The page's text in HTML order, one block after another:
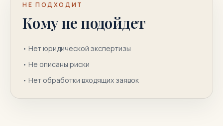
НЕ ПОДХОДИТ
Кому не подойдет
• Нет юридической экспертизы
• Не описаны риски
• Нет обработки входящих заявок